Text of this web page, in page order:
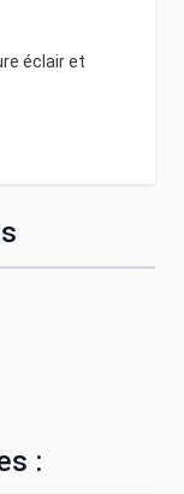
éclair et
: